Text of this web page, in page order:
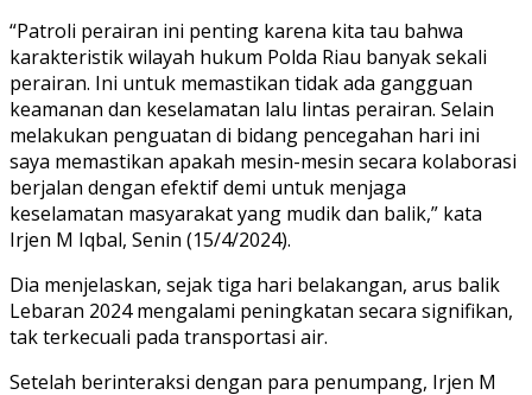
“Patroli perairan ini penting karena kita tau bahwa
karakteristik wilayah hukum Polda Riau banyak sekali
perairan. Ini untuk memastikan tidak ada gangguan
keamanan dan keselamatan lalu lintas perairan. Selain
melakukan penguatan di bidang pencegahan hari ini
saya memastikan apakah mesin-mesin secara kolaborasi
berjalan dengan efektif demi untuk menjaga
keselamatan masyarakat yang mudik dan balik,” kata
Irjen M Iqbal, Senin (15/4/2024).
Dia menjelaskan, sejak tiga hari belakangan, arus balik
Lebaran 2024 mengalami peningkatan secara signifikan,
tak terkecuali pada transportasi air.
Setelah berinteraksi dengan para penumpang, Irjen M